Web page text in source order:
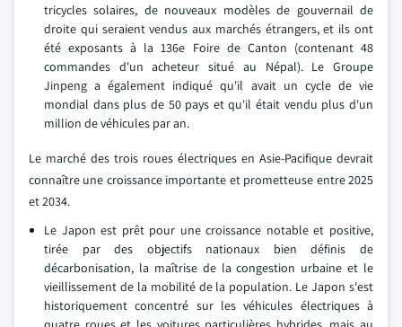
tricycles solaires, de nouveaux modèles de gouvernail de
droite qui seraient vendus aux marchés étrangers, et ils ont
été exposants à la 136e Foire de Canton (contenant 48
commandes d'un acheteur situé au Népal). Le Groupe
Jinpeng a également indiqué qu'il avait un cycle de vie
mondial dans plus de 50 pays et qu'il était vendu plus d'un
million de véhicules par an.
Le marché des trois roues électriques en Asie-Pacifique devrait
connaître une croissance importante et prometteuse entre 2025
et 2034.
Le Japon est prêt pour une croissance notable et positive,
tirée par des objectifs nationaux bien définis de
décarbonisation, la maîtrise de la congestion urbaine et le
vieillissement de la mobilité de la population. Le Japon s'est
historiquement concentré sur les véhicules électriques à